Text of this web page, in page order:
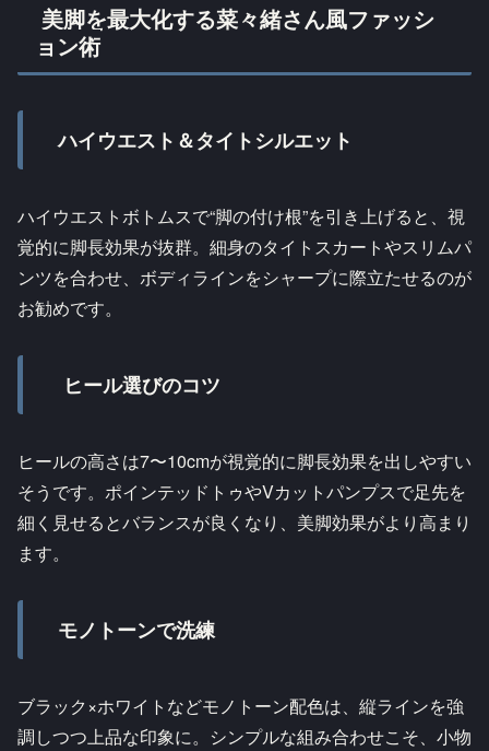
美脚を最大化する菜々緒さん風ファッシ
ョン術
ハイウエスト＆タイトシルエット
ハイウエストボトムスで“脚の付け根”を引き上げると、視
覚的に脚長効果が抜群。細身のタイトスカートやスリムパ
ンツを合わせ、ボディラインをシャープに際立たせるのが
お勧めです。
ヒール選びのコツ
ヒールの高さは7〜10cmが視覚的に脚長効果を出しやすい
そうです。ポインテッドトゥやVカットパンプスで足先を
細く見せるとバランスが良くなり、美脚効果がより高まり
ます。
モノトーンで洗練
ブラック×ホワイトなどモノトーン配色は、縦ラインを強
調しつつ上品な印象に。シンプルな組み合わせこそ、小物